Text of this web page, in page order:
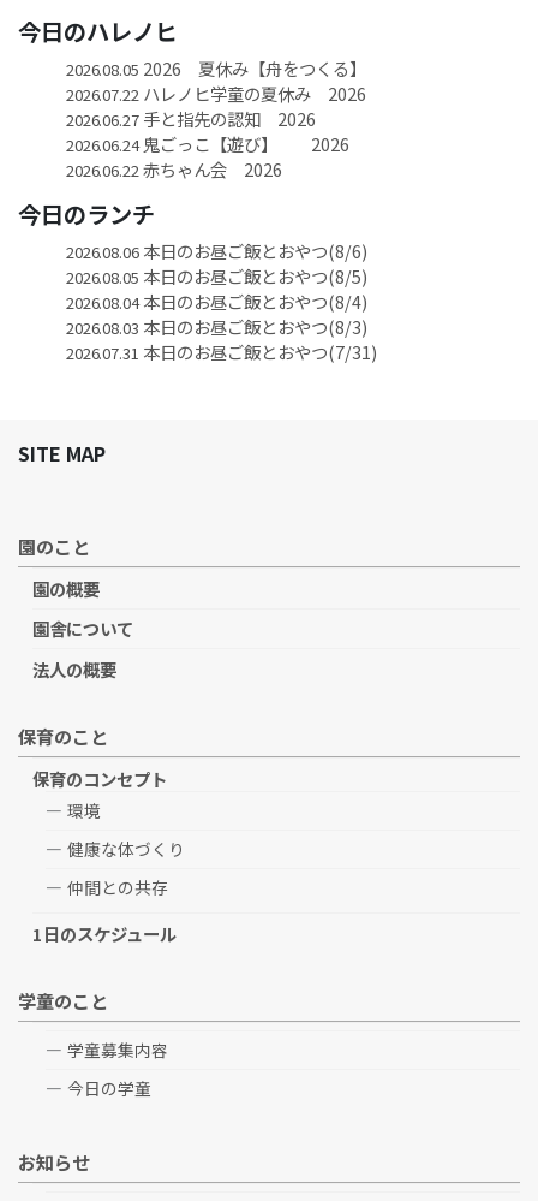
今日のハレノヒ
2026.08.05 2026 夏休み【舟をつくる】
2026.07.22 ハレノヒ学童の夏休み 2026
2026.06.27手と指先の認知 2026
2026.06.24鬼ごっこ【遊び】 2026
2026.06.22赤ちゃん会 2026
今日のランチ
2026.08.06本日のお昼ご飯とおやつ(8/6)
2026.08.05 本日のお昼ご飯とおやつ(8/5)
2026.08.04本日のお昼ご飯とおやつ(8/4)
2026.08.03 本日のお昼ご飯とおやつ(8/3)
2026.07.31 本日のお昼ご飯とおやつ(7/31)
SITE MAP
園のこと
園の概要
園舎について
法人の概要
保育のこと
保育のコンセプト
環境
健康な体づくり
仲間との共存
1日のスケジュール
学童のこと
学童募集内容
今日の学童
お知らせ